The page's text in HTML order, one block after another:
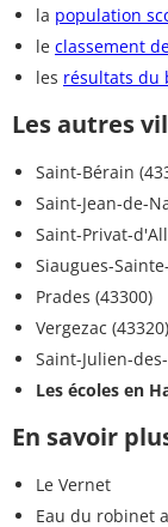
la population
le classement
les résultats du
Les autres
Saint-Bérain
Saint-Jean-de-
Saint-Privat-
Siaugues-
Prades (43300)
Vergezac (43320)
Saint-Julien-
Les écoles en
En savoir
Le Vernet
Eau du robinet